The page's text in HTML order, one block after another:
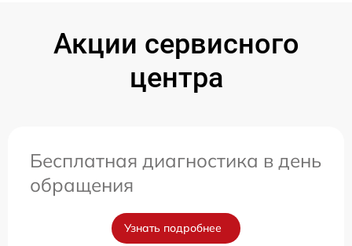
Акции сервисного
центра
Бесплатная диагностика в день
обращения
Узнать подробнее